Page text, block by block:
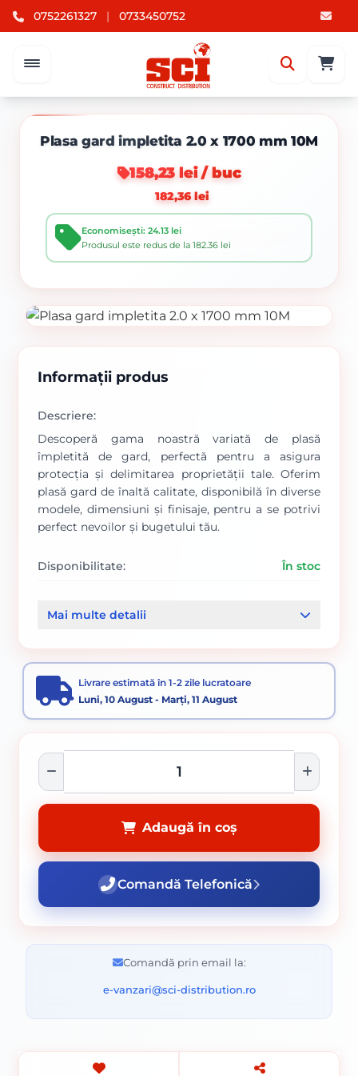
0752261327 | 0733450752
Plasa gard impletita 2.0 x 1700 mm 10M
158,23 lei / buc
182,36 lei
Economisești: 24.13 lei
Produsul este redus de la 182.36 lei
Informații produs
Descriere:
Descoperă gama noastră variată de plasă
împletită de gard, perfectă pentru a asigura
protecția și delimitarea proprietății tale. Oferim
plasă gard de înaltă calitate, disponibilă în diverse
modele, dimensiuni și finisaje, pentru a se potrivi
perfect nevoilor și bugetului tău.
Disponibilitate: În stoc
Mai multe detalii
Livrare estimată în 1-2 zile lucratoare
Luni, 10 August - Marți, 11 August
Adaugă în coș
Comandă Telefonică
Comandă prin email la:
e-vanzari@sci-distribution.ro